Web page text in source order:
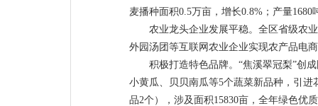
麦播种面积0.5万亩，增长0.8%；产量
农业龙头企业发展平稳。全区省级农
外园汤团等互联网农业企业实现农产品电
积极打造特色品牌。“焦溪翠冠梨”创
小黄瓜、贝贝南瓜等5个蔬菜新品种，引
品2个），涉及面积15830亩，全年绿色优